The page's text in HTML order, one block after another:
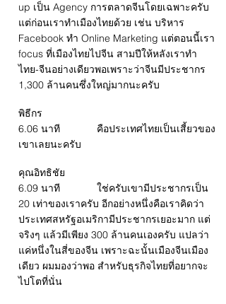
up เป็น Agency การตลาดจีนโดยเฉพาะครับ
แต่ก่อนเราทำเมืองไทยด้วย เช่น บริหาร
Facebook ทำ Online Marketing แต่ตอนนี้เรา
focus ที่เมืองไทยไปจีน สามปีให้หลังเราทำ
ไทย-จีนอย่างเดียวพอเพราะว่าจีนมีประชากร
1,300 ล้านคนซึ่งใหญ่มากนะครับ
พิธีกร
6.06 นาที คือประเทศไทยเป็นเสี้ยวของ
เขาเลยนะครับ
คุณอิทธิชัย
6.09 นาที ใช่ครับเขามีประชากรเป็น
20 เท่าของเราครับ อีกอย่างหนึ่งคือเราคิดว่า
ประเทศสหรัฐอเมริกามีประชากรเยอะมาก แต่
จริงๆ แล้วมีเพียง 300 ล้านคนเองครับ แปลว่า
แค่หนึ่งในสี่ของจีน เพราะฉะนั้นเมืองจีนเมือง
เดียว ผมมองว่าพอ สำหรับธุรกิจไทยที่อยากจะ
ไปโตที่นั่น